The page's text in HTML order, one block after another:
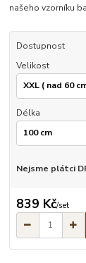
našeho vzorníku
Dostupnost
Velikost
Délka
Nejsme plátci
839 Kč/set